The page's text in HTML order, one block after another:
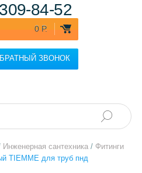
0 Р.
ЗВОНОК
309-84-52
Инженерная сантехника / Фитинги
TIEMME для труб пнд